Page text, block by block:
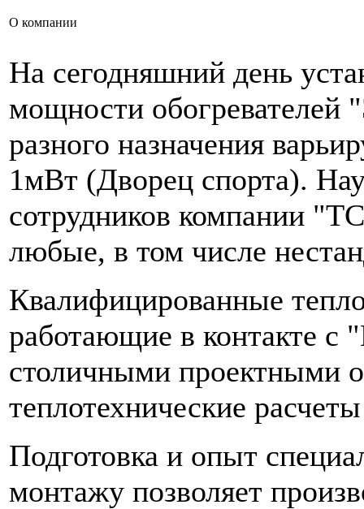
О компании
На сегодняшний день
мощности обогревателей
разного назначения
1мВт (Дворец спорта).
сотрудников компании
любые, в том числе
Квалифицированные
работающие в контакте
столичными проектными
теплотехнические
Подготовка и опыт
монтажу позволяет